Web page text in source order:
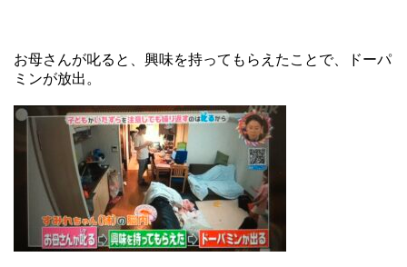
お母さんが叱ると、興味を持ってもらえたことで、ドーパ
ミンが放出。